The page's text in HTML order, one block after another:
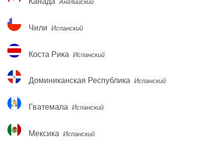
Чили
Чили Испанский
Коста
Рика
Коста Рика Испанский
Доминиканская
Республика
Доминиканская Республика Испанский
Гватемала
Гватемала Испанский
Мексика
Мексика Испанский